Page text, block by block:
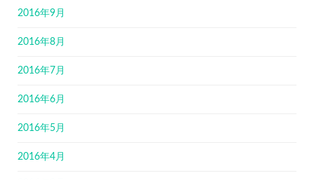
2016年9月
2016年8月
2016年7月
2016年6月
2016年5月
2016年4月